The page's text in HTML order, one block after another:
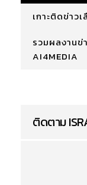
เกาะติดข่าว
รวมผลงาน
AI4MEDIA
ติดตาม